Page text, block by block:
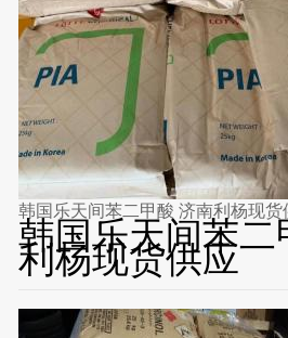
韩国乐天间苯二甲酸 济南利杨
韩国乐天间苯二
利杨现货供应